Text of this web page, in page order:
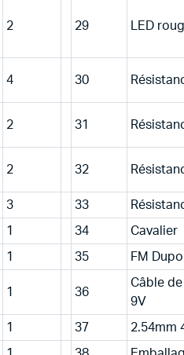
2 29 LED
4 30
2 31
2 32
3 33
1 34 Cavalier
1 35 FM
1 36
Câble
9V
1 37 2.54mm